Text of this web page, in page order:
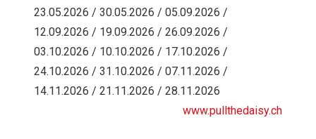
23.05.2026 / 30.05.2026 / 05.09.2026 /
12.09.2026 / 19.09.2026 / 26.09.2026 /
03.10.2026 / 10.10.2026 / 17.10.2026 /
24.10.2026 / 31.10.2026 / 07.11.2026 /
14.11.2026 / 21.11.2026 / 28.11.2026
www.pullthedaisy.ch